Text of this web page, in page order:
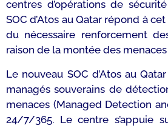
centres d’opérations de
SOC d’Atos au Qatar répond à
du nécessaire renforcement
raison de la montée des menaces
Le nouveau SOC d’Atos au
managés souverains de
menaces (Managed Detection
24/7/365. Le centre s’appuie